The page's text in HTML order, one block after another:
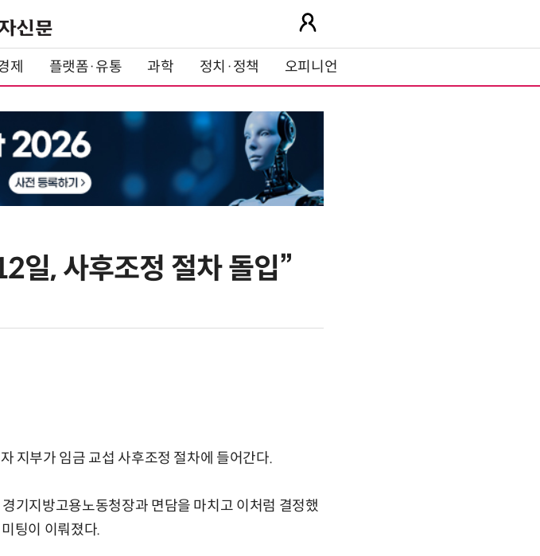
제 플랫폼·유통 과학 정치·정책 오피니언
일, 사후조정 절차 돌입”
지부가 임금 교섭 사후조정 절차에 들어간다.
기지방고용노동청장과 면담을 마치고 이처럼 결정했
팅이 이뤄졌다.